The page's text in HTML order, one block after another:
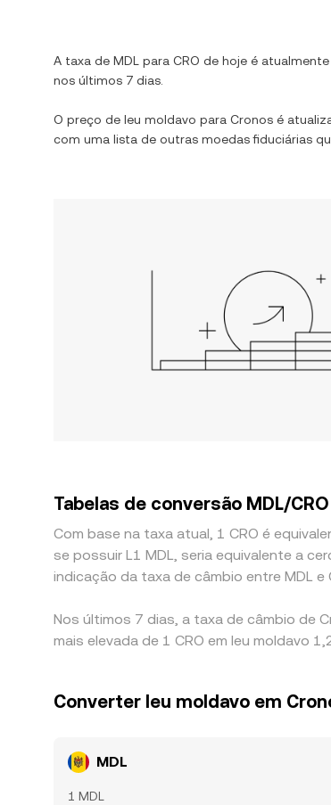
A taxa de MDL para CRO de hoje é
nos últimos 7 dias.
O preço de leu moldavo para Cronos é
com uma lista de outras moedas fiduciárias
Tabelas de conversão MDL/CRO
Com base na taxa atual, 1 CRO é
se possuir L1 MDL, seria equivalente a
indicação da taxa de câmbio entre MDL
Nos últimos 7 dias, a taxa de câmbio de
mais elevada de 1 CRO em leu moldavo
Converter leu moldavo em
MDL
1 MDL